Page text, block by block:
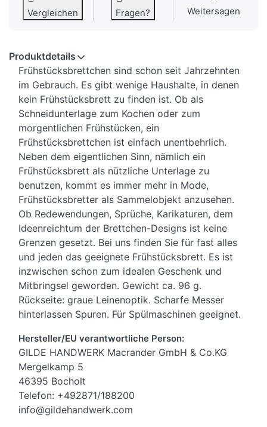
Vergleichen Fragen? Weitersagen
Produktdetails
Frühstücksbrettchen sind schon seit Jahrzehnten
im Gebrauch. Es gibt wenige Haushalte, in denen
kein Frühstücksbrett zu finden ist. Ob als
Schneidunterlage zum Kochen oder zum
morgentlichen Frühstücken, ein
Frühstücksbrettchen ist einfach unentbehrlich.
Neben dem eigentlichen Sinn, nämlich ein
Frühstücksbrett als nützliche Unterlage zu
benutzen, kommt es immer mehr in Mode,
Frühstücksbretter als Sammelobjekt anzusehen.
Ob Redewendungen, Sprüche, Karikaturen, dem
Ideenreichtum der Brettchen-Designs ist keine
Grenzen gesetzt. Bei uns finden Sie für fast alles
und jeden das geeignete Frühstücksbrett. Es ist
inzwischen schon zum idealen Geschenk und
Mitbringsel geworden. Gewicht ca. 96 g.
Rückseite: graue Leinenoptik. Scharfe Messer
hinterlassen Spuren. Für Spülmaschinen geeignet.
Hersteller/EU verantwortliche Person:
GILDE HANDWERK Macrander GmbH & Co.KG
Mergelkamp 5
46395 Bocholt
Telefon: +492871/188200
info@gildehandwerk.com